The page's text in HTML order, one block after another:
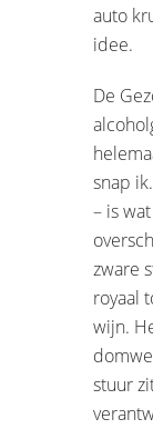
auto
idee.
De
snap
– is
zware
royaal
wijn.
stuur